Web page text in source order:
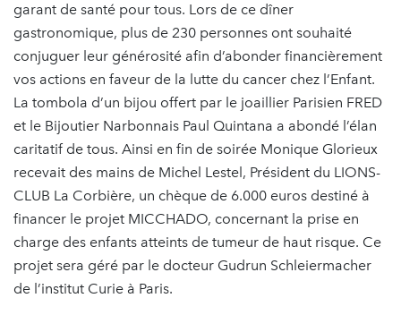
garant de santé pour tous. Lors de ce dîner
gastronomique, plus de 230 personnes ont souhaité
conjuguer leur générosité afin d’abonder financièrement
vos actions en faveur de la lutte du cancer chez l’Enfant.
La tombola d’un bijou offert par le joaillier Parisien FRED
et le Bijoutier Narbonnais Paul Quintana a abondé l’élan
caritatif de tous. Ainsi en fin de soirée Monique Glorieux
recevait des mains de Michel Lestel, Président du LIONS-
CLUB La Corbière, un chèque de 6.000 euros destiné à
financer le projet MICCHADO, concernant la prise en
charge des enfants atteints de tumeur de haut risque. Ce
projet sera géré par le docteur Gudrun Schleiermacher
de l’institut Curie à Paris.